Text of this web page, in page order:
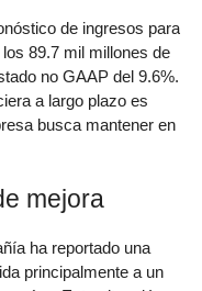
de ingresos para
89.7 mil millones de
no GAAP del 9.6%.
a largo plazo es
busca mantener en
mejora
ha reportado una
principalmente a un